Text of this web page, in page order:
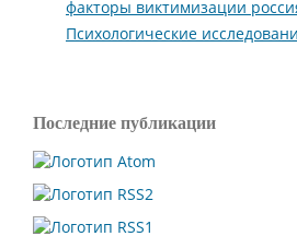
факторы виктимизации
Психологические
Последние публикации